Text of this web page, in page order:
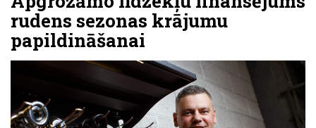
rudens sezonas krājumu
papildināšanai